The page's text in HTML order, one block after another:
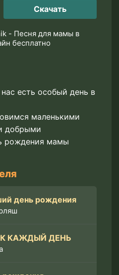
Скачать
- Песня для мамы в
бесплатно
есть особый день в
маленькими
добрыми
рождения мамы
день рождения
КАЖДЫЙ ДЕНЬ